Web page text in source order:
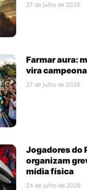
27 de julho de 2026
Farmar aura:
vira
27 de julho de 2026
Jogadores do
organizam
mídia física
24 de julho de 2026